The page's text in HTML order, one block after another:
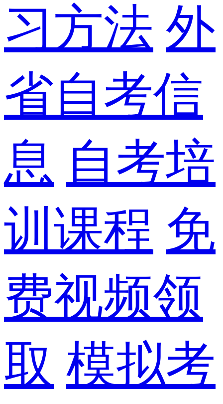
习方法 外
省自考信
息 自考培
训课程 免
费视频领
取 模拟考